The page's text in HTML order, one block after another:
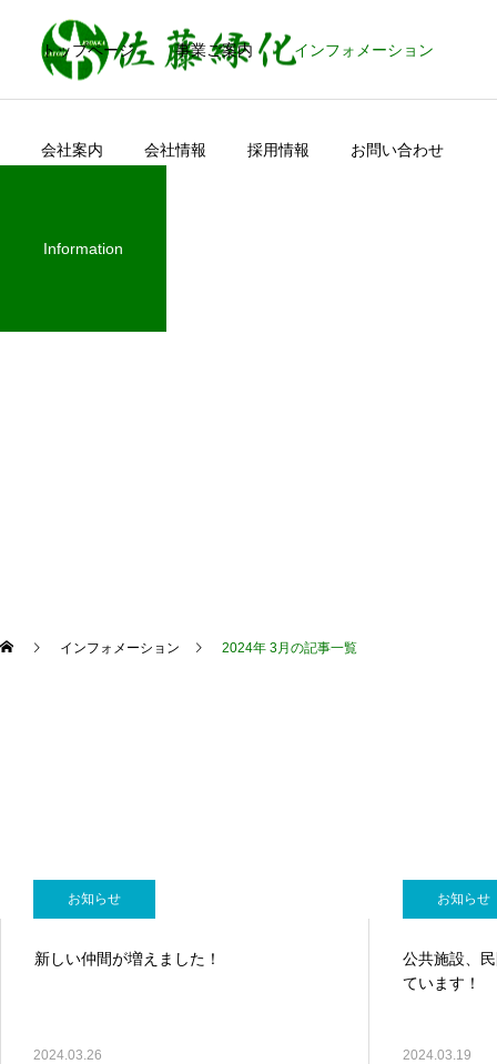
トップページ 事業ご案内 インフォメーション
会社案内 会社情報 採用情報 お問い合わせ
緑化事業
imaga movie
お知らせ
Information
インフォメーション 2024年 3月の記事一覧
お知らせ
新しい仲間が増えました！
2024.03.26
お知らせ
公共施設、
ています！
2024.03.19